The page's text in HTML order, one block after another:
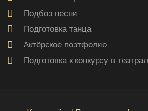
Подбор песни
Подготовка танца
Актёрское портфолио
Подготовка к конкурсу в